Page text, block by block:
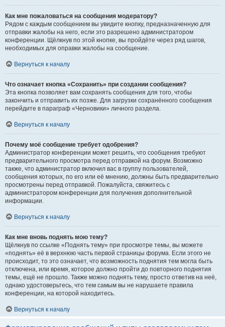
Как мне пожаловаться на сообщения модератору?
Рядом с каждым сообщением вы увидите кнопку, предназначенную для
отправки жалобы на него, если это разрешено администратором
конференции. Щёлкнув по этой кнопке, вы пройдёте через ряд шагов,
необходимых для оправки жалобы на сообщение.
Вернуться к началу
Что означает кнопка «Сохранить» при создании сообщения?
Эта кнопка позволяет вам сохранять сообщения для того, чтобы
закончить и отправить их позже. Для загрузки сохранённого сообщения
перейдите в параграф «Черновики» личного раздела.
Вернуться к началу
Почему моё сообщение требует одобрения?
Администратор конференции может решить, что сообщения требуют
предварительного просмотра перед отправкой на форум. Возможно
также, что администратор включил вас в группу пользователей,
сообщения которых, по его или её мнению, должны быть предварительно
просмотрены перед отправкой. Пожалуйста, свяжитесь с
администратором конференции для получения дополнительной
информации.
Вернуться к началу
Как мне вновь поднять мою тему?
Щёлкнув по ссылке «Поднять тему» при просмотре темы, вы можете
«поднять» её в верхнюю часть первой страницы форума. Если этого не
происходит, то это означает, что возможность поднятия тем могла быть
отключена, или время, которое должно пройти до повторного поднятия
темы, ещё не прошло. Также можно поднять тему, просто ответив на неё,
однако удостоверьтесь, что тем самым вы не нарушаете правила
конференции, на которой находитесь.
Вернуться к началу